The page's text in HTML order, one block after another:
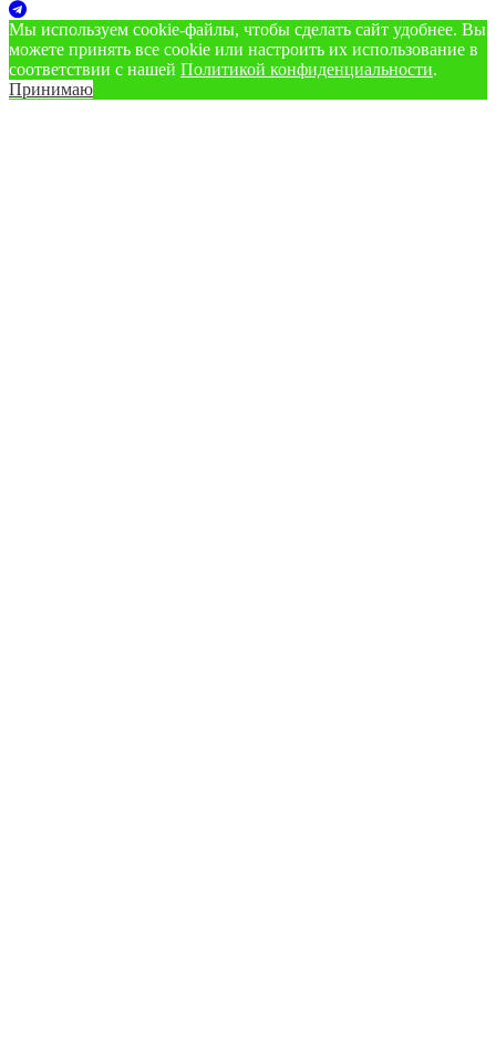
Мы используем cookie‑файлы, чтобы сделать сайт удобнее. Вы
можете принять все cookie или настроить их использование в
соответствии с нашей Политикой конфиденциальности.
Принимаю